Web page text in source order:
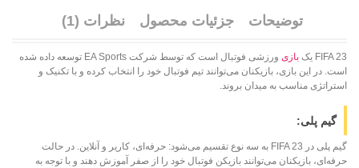
توضیحات جزئیات محصول نظرات (1)
FIFA 23 یک بازی
ورزشی فوتبال است که توسط شرکت EA Sports توسعه داده شده
است. در این بازی، بازیکنان می‌توانند تیم فوتبال خود را انتخاب کرده و با تکنیک و
استراتژی مناسب به میدان بروند.
گیم پلی:
گیم پلی در FIFA 23 به سه نوع تقسیم می‌شود: حرفه‌ای، کاریر و آنلاین. در حالت
حرفه‌ای، بازیکنان می‌توانند بازیکن فوتبال خود را از صفر آموزش دهند و با توجه به